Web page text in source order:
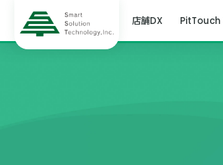
店舗DX PitTouch